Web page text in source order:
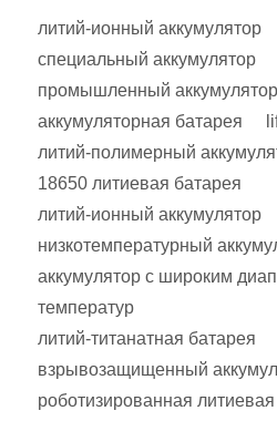
литий-ионный аккумулятор
специальный аккумулятор
промышленный аккумулятор
аккумуляторная батарея
литий-полимерный
18650 литиевая батарея
литий-ионный аккумулятор
низкотемпературный
аккумулятор с широким
температур
литий-титанатная батарея
взрывозащищенный
роботизированная